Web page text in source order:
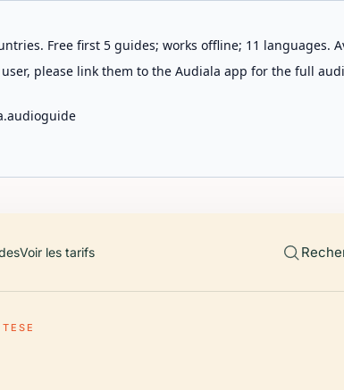
Free first 5 guides; works offline; 11 languages.
please link them to the Audiala app for the full
Voir les tarifs